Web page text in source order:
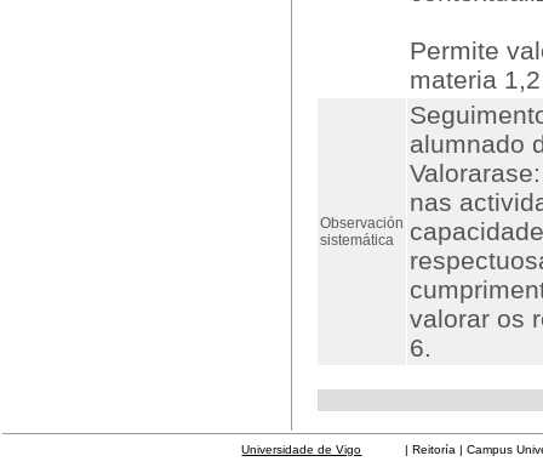
Permite
materia
Observación
sistemática
alumnado
nas
valorar os
6.
Universidade de Vigo | Reitoría | Campus